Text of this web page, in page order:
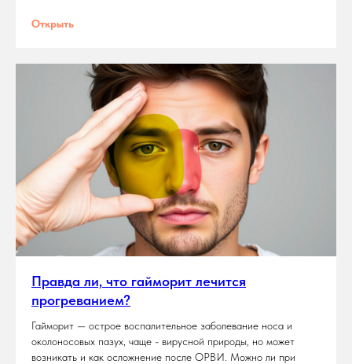
Открыть
Правда ли, что гайморит лечится
прогреванием?
Гайморит — острое воспалительное заболевание носа и
околоносовых пазух, чаще - вирусной природы, но может
возникать и как осложнение после ОРВИ. Можно ли при